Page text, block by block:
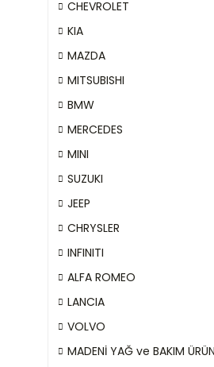
CHEVROLET
KIA
MAZDA
MITSUBISHI
BMW
MERCEDES
MINI
SUZUKI
JEEP
CHRYSLER
INFINITI
ALFA ROMEO
LANCIA
VOLVO
MADENİ YAĞ ve BAKIM